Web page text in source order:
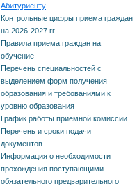
Абитуриенту
Контрольные цифры приема граждан
на 2026-2027 гг.
Правила приема граждан на
обучение
Перечень специальностей с
выделением форм получения
образования и требованиями к
уровню образования
График работы приемной комиссии
Перечень и сроки подачи
документов
Информация о необходимости
прохождения поступающими
обязательного предварительного